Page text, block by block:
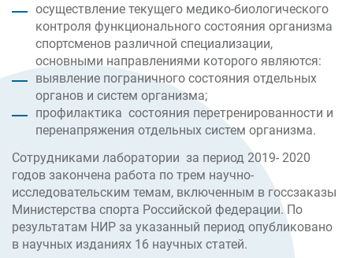
осуществление текущего медико-биологического
контроля функционального состояния организма
спортсменов различной специализации,
основными направлениями которого являются:
выявление пограничного состояния отдельных
органов и систем организма;
профилактика состояния перетренированности и
перенапряжения отдельных систем организма.
Сотрудниками лаборатории за период 2019- 2020
годов закончена работа по трем научно-
исследовательским темам, включенным в госсзаказы
Министерства спорта Российской федерации. По
результатам НИР за указанный период опубликовано
в научных изданиях 16 научных статей.